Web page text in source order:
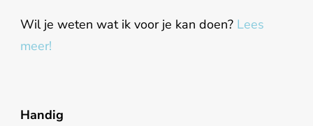
Wil je weten wat ik voor je kan doen? Lees
meer!
Handig